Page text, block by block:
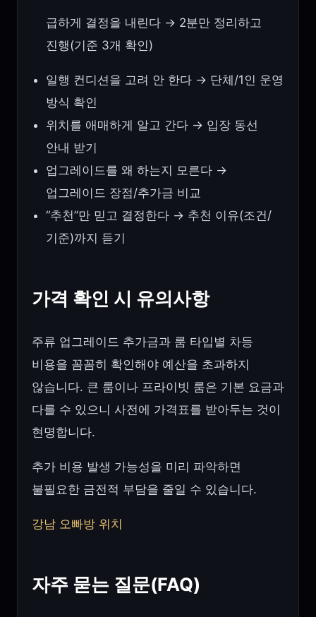
급하게 결정을 내린다 → 2분만 정리하고
진행(기준 3개 확인)
일행 컨디션을 고려 안 한다 → 단체/1인 운영
방식 확인
위치를 애매하게 알고 간다 → 입장 동선
안내 받기
업그레이드를 왜 하는지 모른다 →
업그레이드 장점/추가금 비교
“추천”만 믿고 결정한다 → 추천 이유(조건/
기준)까지 듣기
가격 확인 시 유의사항
주류 업그레이드 추가금과 룸 타입별 차등
비용을 꼼꼼히 확인해야 예산을 초과하지
않습니다. 큰 룸이나 프라이빗 룸은 기본 요금과
다를 수 있으니 사전에 가격표를 받아두는 것이
현명합니다.
추가 비용 발생 가능성을 미리 파악하면
불필요한 금전적 부담을 줄일 수 있습니다.
강남 오빠방 위치
자주 묻는 질문(FAQ)